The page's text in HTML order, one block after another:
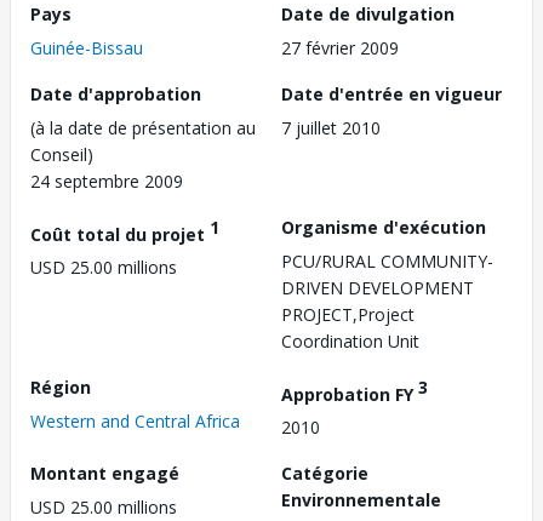
Pays
Guinée-Bissau
Date de divulgation
27 février 2009
Date d'approbation
(à la date de présentation au
Conseil)
24 septembre 2009
Date d'entrée en vigueur
7 juillet 2010
Coût total du projet 1
USD 25.00 millions
Organisme d'exécution
PCU/RURAL COMMUNITY-
DRIVEN DEVELOPMENT
PROJECT,Project
Coordination Unit
Région
Western and Central Africa
Approbation FY3
2010
Montant engagé
USD 25.00 millions
Catégorie
Environnementale